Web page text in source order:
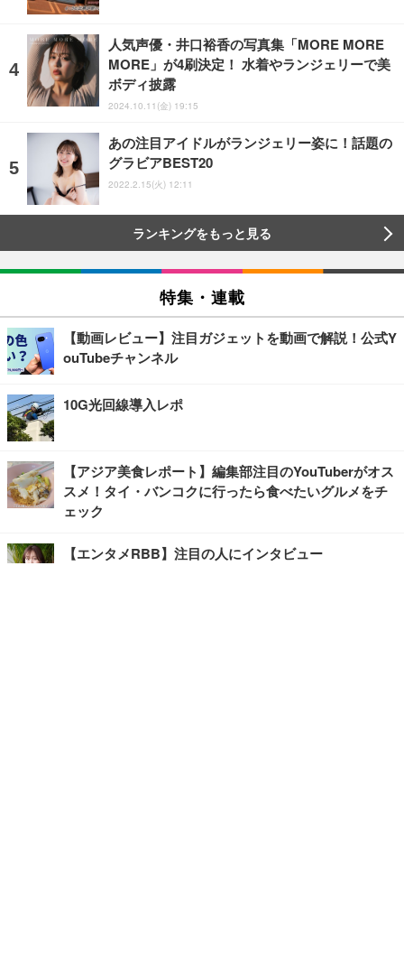
人気声優・井口裕香の写真集「MORE MORE
MORE」が4刷決定！ 水着やランジェリーで美
ボディ披露
2024.10.11(金) 19:15
あの注目アイドルがランジェリー姿に！話題の
グラビアBEST20
2022.2.15(火) 12:11
ランキングをもっと見る
特集・連載
【動画レビュー】注目ガジェットを動画で解説！公式Y
ouTubeチャンネル
10G光回線導入レポ
【アジア美食レポート】編集部注目のYouTuberがオス
スメ！タイ・バンコクに行ったら食べたいグルメをチ
ェック
【エンタメRBB】注目の人にインタビュー